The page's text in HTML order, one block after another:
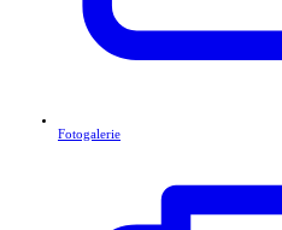
Fotogalerie